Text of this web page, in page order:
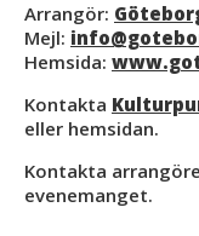
Arrangör:
Mejl:
Hemsida:
Kontakta
eller hemsidan.
Kontakta
evenemanget.